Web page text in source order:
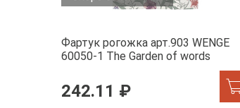
Фартук рогожка арт.903 WENGE
60050-1 The Garden of words
242.11 ₽